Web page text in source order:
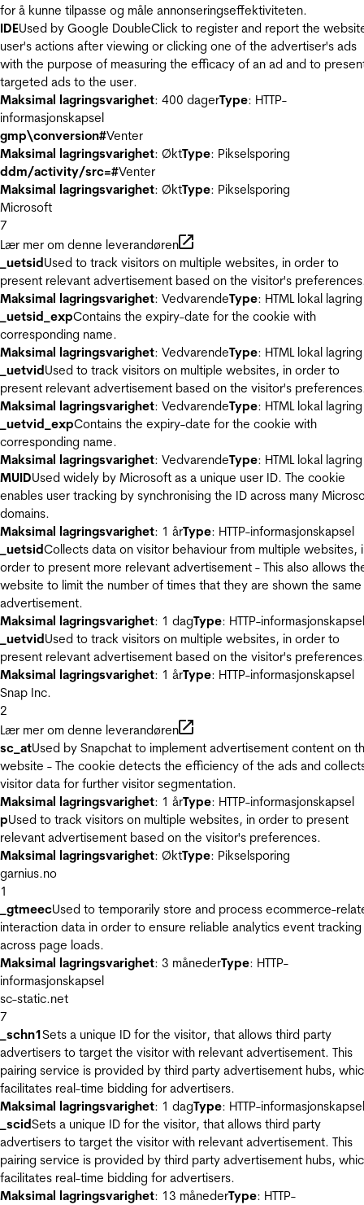
for å kunne tilpasse og måle annonseringseffektiviteten.
IDEUsed by Google DoubleClick to register and report the
user's actions after viewing or clicking one of the advertiser's ads
with the purpose of measuring the efficacy of an ad and to
targeted ads to the user.
Maksimal lagringsvarighet: 400 dagerType: HTTP-
informasjonskapsel
gmp\conversion#Venter
Maksimal lagringsvarighet: ØktType: Pikselsporing
ddm/activity/src=#Venter
Maksimal lagringsvarighet: ØktType: Pikselsporing
Microsoft
7
Lær mer om denne leverandøren
_uetsidUsed to track visitors on multiple websites, in order to
present relevant advertisement based on the visitor's
Maksimal lagringsvarighet: VedvarendeType: HTML lokal lagring
_uetsid_expContains the expiry-date for the cookie with
corresponding name.
Maksimal lagringsvarighet: VedvarendeType: HTML lokal lagring
_uetvidUsed to track visitors on multiple websites, in order to
present relevant advertisement based on the visitor's
Maksimal lagringsvarighet: VedvarendeType: HTML lokal lagring
_uetvid_expContains the expiry-date for the cookie with
corresponding name.
Maksimal lagringsvarighet: VedvarendeType: HTML lokal lagring
MUIDUsed widely by Microsoft as a unique user ID. The cookie
enables user tracking by synchronising the ID across many
domains.
Maksimal lagringsvarighet: 1 årType: HTTP-informasjonskapsel
_uetsidCollects data on visitor behaviour from multiple websites,
order to present more relevant advertisement - This also allows
website to limit the number of times that they are shown the same
advertisement.
Maksimal lagringsvarighet: 1 dagType: HTTP-informasjonskapsel
_uetvidUsed to track visitors on multiple websites, in order to
present relevant advertisement based on the visitor's
Maksimal lagringsvarighet: 1 årType: HTTP-informasjonskapsel
Snap Inc.
2
Lær mer om denne leverandøren
sc_atUsed by Snapchat to implement advertisement content on
website - The cookie detects the efficiency of the ads and
visitor data for further visitor segmentation.
Maksimal lagringsvarighet: 1 årType: HTTP-informasjonskapsel
pUsed to track visitors on multiple websites, in order to present
relevant advertisement based on the visitor's preferences.
Maksimal lagringsvarighet: ØktType: Pikselsporing
garnius.no
1
_gtmeecUsed to temporarily store and process ecommerce-
interaction data in order to ensure reliable analytics event tracking
across page loads.
Maksimal lagringsvarighet: 3 månederType: HTTP-
informasjonskapsel
sc-static.net
7
_schn1Sets a unique ID for the visitor, that allows third party
advertisers to target the visitor with relevant advertisement. This
pairing service is provided by third party advertisement hubs,
facilitates real-time bidding for advertisers.
Maksimal lagringsvarighet: 1 dagType: HTTP-informasjonskapsel
_scidSets a unique ID for the visitor, that allows third party
advertisers to target the visitor with relevant advertisement. This
pairing service is provided by third party advertisement hubs,
facilitates real-time bidding for advertisers.
Maksimal lagringsvarighet: 13 månederType: HTTP-